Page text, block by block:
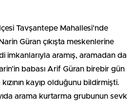
Tavşantepe Mahallesi’nde
Güran çıkışta meskenlerine
imkanlarıyla aramış, aramadan da
babası Arif Güran birebir gün
kayıp olduğunu bildirmişti.
arama kurtarma grubunun sevk